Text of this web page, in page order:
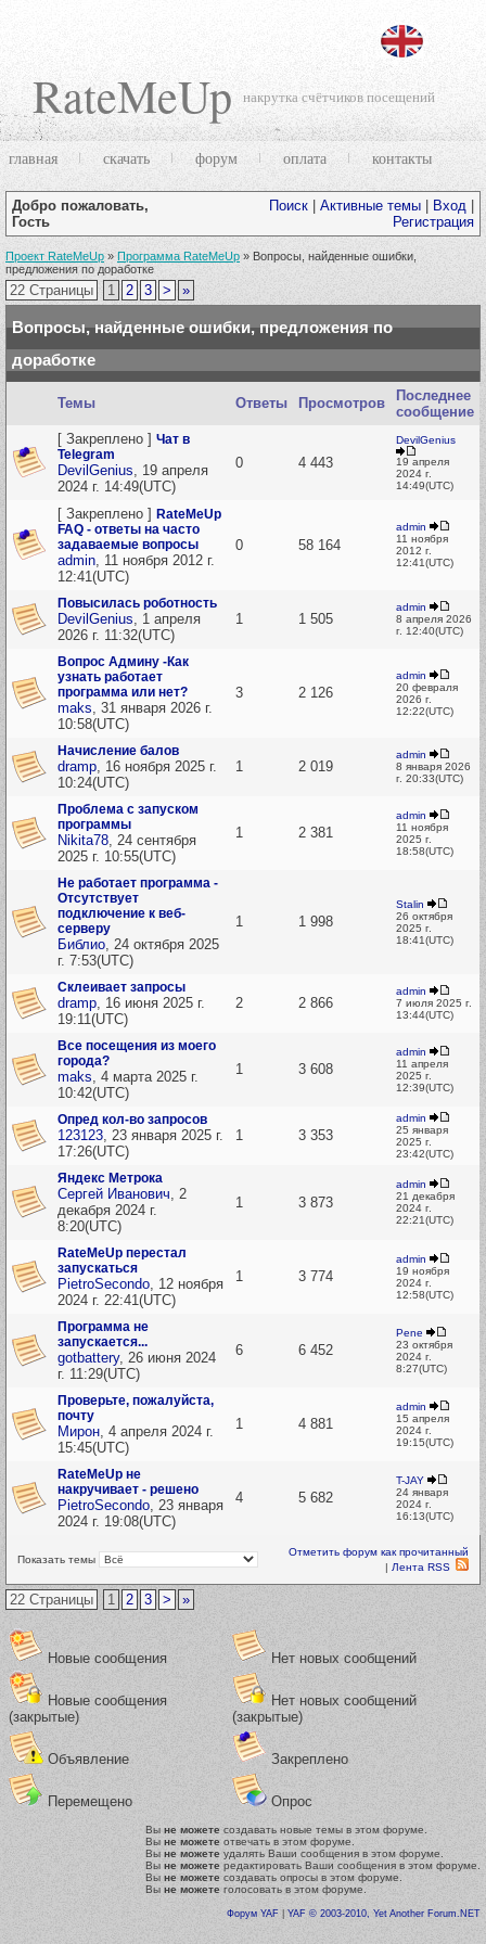
RateMeUp накрутка счётчиков посещений
главная скачать форум оплата контакты
Добро пожаловать,
Гость
Поиск Активные темы Вход
Регистрация
Проект RateMeUp » Программа RateMeUp » Вопросы, найденные ошибки,
предложения по доработке
22 Страницы 1 2 3 > »
Вопросы, найденные ошибки, предложения по
доработке
Темы Ответы Просмотров
Последнее
сообщение
[ Закреплено ] Чат в
Telegram
DevilGenius, 19 апреля
2024 г. 14:49(UTC)
0 4 443
DevilGenius
19 апреля
2024 г.
14:49(UTC)
[ Закреплено ] RateMeUp
FAQ - ответы на часто
задаваемые вопросы
admin, 11 ноября 2012 г.
12:41(UTC)
0 58 164
admin
11 ноября
2012 г.
12:41(UTC)
Повысилась роботность
DevilGenius, 1 апреля
2026 г. 11:32(UTC)
1 1 505
admin
8 апреля 2026
г. 12:40(UTC)
Вопрос Админу -Как
узнать работает
программа или нет?
maks, 31 января 2026 г.
10:58(UTC)
3 2 126
admin
20 февраля
2026 г.
12:22(UTC)
Начисление балов
dramp, 16 ноября 2025 г.
10:24(UTC)
1 2 019
admin
8 января 2026
г. 20:33(UTC)
Проблема с запуском
программы
Nikita78, 24 сентября
2025 г. 10:55(UTC)
1 2 381
admin
11 ноября
2025 г.
18:58(UTC)
Не работает программа -
Отсутствует
подключение к веб-
серверу
Библио, 24 октября 2025
г. 7:53(UTC)
1 1 998
Stalin
26 октября
2025 г.
18:41(UTC)
Склеивает запросы
dramp, 16 июня 2025 г.
19:11(UTC)
2 2 866
admin
7 июля 2025 г.
13:44(UTC)
Все посещения из моего
города?
maks, 4 марта 2025 г.
10:42(UTC)
1 3 608
admin
11 апреля
2025 г.
12:39(UTC)
Опред кол-во запросов
123123, 23 января 2025 г.
17:26(UTC)
1 3 353
admin
25 января
2025 г.
23:42(UTC)
Яндекс Метрока
Сергей Иванович, 2
декабря 2024 г.
8:20(UTC)
1 3 873
admin
21 декабря
2024 г.
22:21(UTC)
RateMeUp перестал
запускаться
PietroSecondo, 12 ноября
2024 г. 22:41(UTC)
1 3 774
admin
19 ноября
2024 г.
12:58(UTC)
Программа не
запускается...
gotbattery, 26 июня 2024
г. 11:29(UTC)
6 6 452
Pene
23 октября
2024 г.
8:27(UTC)
Проверьте, пожалуйста,
почту
Мирон, 4 апреля 2024 г.
15:45(UTC)
1 4 881
admin
15 апреля
2024 г.
19:15(UTC)
RateMeUp не
накручивает - решено
PietroSecondo, 23 января
2024 г. 19:08(UTC)
4 5 682
T-JAY
24 января
2024 г.
16:13(UTC)
Показать темы
Отметить форум как прочитанный
| Лента RSS
22 Страницы 1 2 3 > »
Новые сообщения Нет новых сообщений
Новые сообщения
(закрытые)
Нет новых сообщений
(закрытые)
Объявление Закреплено
Перемещено Опрос
Вы не можете создавать новые темы в этом форуме.
Вы не можете отвечать в этом форуме.
Вы не можете удалять Ваши сообщения в этом форуме.
Вы не можете редактировать Ваши сообщения в этом форуме.
Вы не можете создавать опросы в этом форуме.
Вы не можете голосовать в этом форуме.
Форум YAF YAF © 2003-2010, Yet Another Forum.NET